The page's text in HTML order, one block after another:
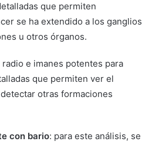
que permiten
se ha extendido a los ganglios
u otros órganos.
radio e imanes potentes para
que permiten ver el
otras formaciones
con bario: para este análisis, se